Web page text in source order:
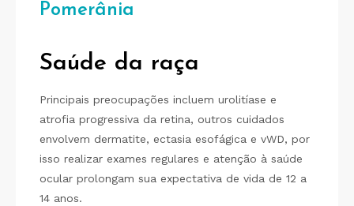
Pomerânia
Saúde da raça
Principais preocupações incluem urolitíase e
atrofia progressiva da retina, outros cuidados
envolvem dermatite, ectasia esofágica e vWD, por
isso realizar exames regulares e atenção à saúde
ocular prolongam sua expectativa de vida de 12 a
14 anos.